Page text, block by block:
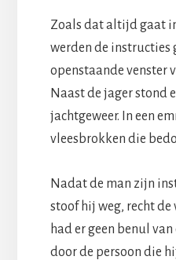
Zoals dat altijd gaat
werden de instructies
openstaande venster
Naast de jager stond
jachtgeweer. In een
vleesbrokken die
Nadat de man zijn
stoof hij weg, recht de
had er geen benul
door de persoon die